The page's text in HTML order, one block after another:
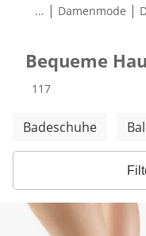
... | Damenmode |
Bequeme
Produkte
117
Weitere Kategorien
Badeschuhe